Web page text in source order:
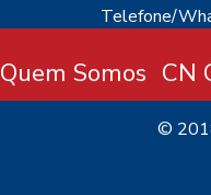
Telefone/
Quem Somos CN
©